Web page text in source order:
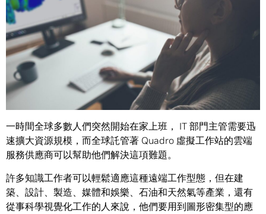
遠端工作者可以隨時隨地透過 Amazon Web Services 及
Google Cloud ，使用 NVIDIA Quadro 的強大功能。
一時間全球多數人們突然開始在家上班， IT 部門主管需要迅
速擴大資源規模，而全球託管著 Quadro 虛擬工作站的雲端
服務供應商可以幫助他們解決這項難題。
許多知識工作者可以輕鬆適應這種遠端工作型態，但在建
築、設計、製造、媒體和娛樂、石油和天然氣等產業，還有
從事科學視覺化工作的人來說，他們要用到圖形密集型的應